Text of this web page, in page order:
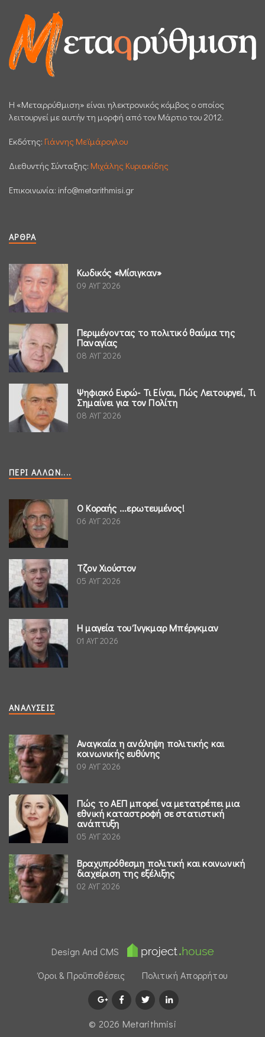
H «Μεταρρύθμιση» είναι ηλεκτρονικός κόμβος ο οποίος
λειτουργεί με αυτήν τη μορφή από τον Μάρτιο του 2012.
Εκδότης: Γιάννης Μεϊμάρογλου
Διεθυντής Σύνταξης: Μιχάλης Κυριακίδης
Επικοινωνία: info@metarithmisi.gr
ΆΡΘΡΑ
Κωδικός «Μίσιγκαν»
09 ΑΥΓ 2026
Περιμένοντας το πολιτικό θαύμα της
Παναγίας
08 ΑΥΓ 2026
Ψηφιακό Ευρώ- Τι Είναι, Πώς Λειτουργεί, Τι
Σημαίνει για τον Πολίτη
08 ΑΥΓ 2026
ΠΕΡΊ ΆΛΛΩΝ....
Ο Κοραής ...ερωτευμένος!
06 ΑΥΓ 2026
Τζον Χιούστον
05 ΑΥΓ 2026
Η μαγεία του Ίνγκμαρ Μπέργκμαν
01 ΑΥΓ 2026
ΑΝΑΛΎΣΕΙΣ
Αναγκαία η ανάληψη πολιτικής και
κοινωνικής ευθύνης
09 ΑΥΓ 2026
Πώς το ΑΕΠ μπορεί να μετατρέπει μια
εθνική καταστροφή σε στατιστική
ανάπτυξη
05 ΑΥΓ 2026
Βραχυπρόθεσμη πολιτική και κοινωνική
διαχείριση της εξέλιξης
02 ΑΥΓ 2026
Design And CMS
Όροι & Προϋποθέσεις
Πολιτική Απορρήτου
© 2026 Μetarithmisi